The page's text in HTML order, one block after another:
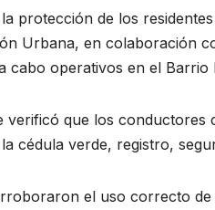
protección de los
Urbana, en colaboración
cabo operativos en el Barrio
verificó que los
cédula verde, registro,
el uso correcto